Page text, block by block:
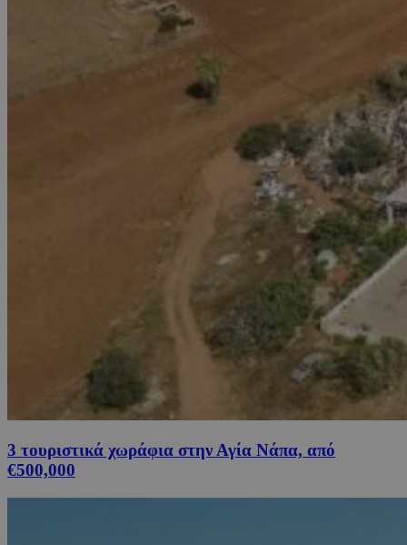
3 τουριστικά χωράφια στην Αγία Νάπα, από
€500,000